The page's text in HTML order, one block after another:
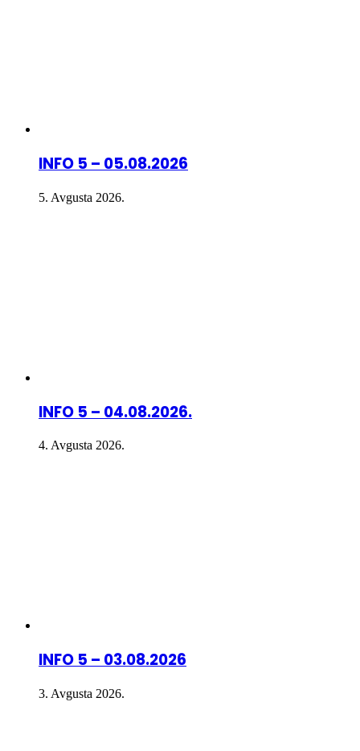
INFO 5 – 05.08.2026
5. Avgusta 2026.
INFO 5 – 04.08.2026.
4. Avgusta 2026.
INFO 5 – 03.08.2026
3. Avgusta 2026.